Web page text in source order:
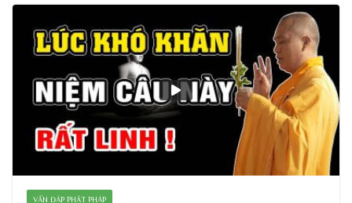
VẤN ĐÁP PHẬT PHÁP